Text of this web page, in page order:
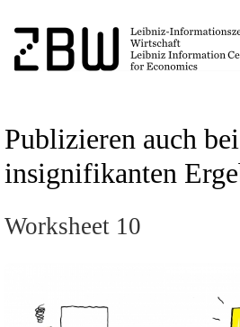
Publizieren auch bei
insignifikanten
Worksheet 10